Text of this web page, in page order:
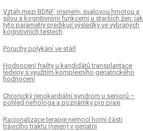
Vztah mezi BDNF, irisinem, svalovou hmotou a
sílou a kognitivními funkcemi u starších žen: jak
tyto parametry predikují výsledky ve vybraných
kognitivních testech
Poruchy polykání ve stáří
Hodnocení frailty u kandidátů transplantace
ledviny s využitím komplexního geriatrického
hodnocení
Chronický renokardiální syndrom u seniorů –
pohled nefrologa a poznámky pro praxi
Racionalizace terapie nemocí horní části
trávicího traktu (nejen) v geriatrii